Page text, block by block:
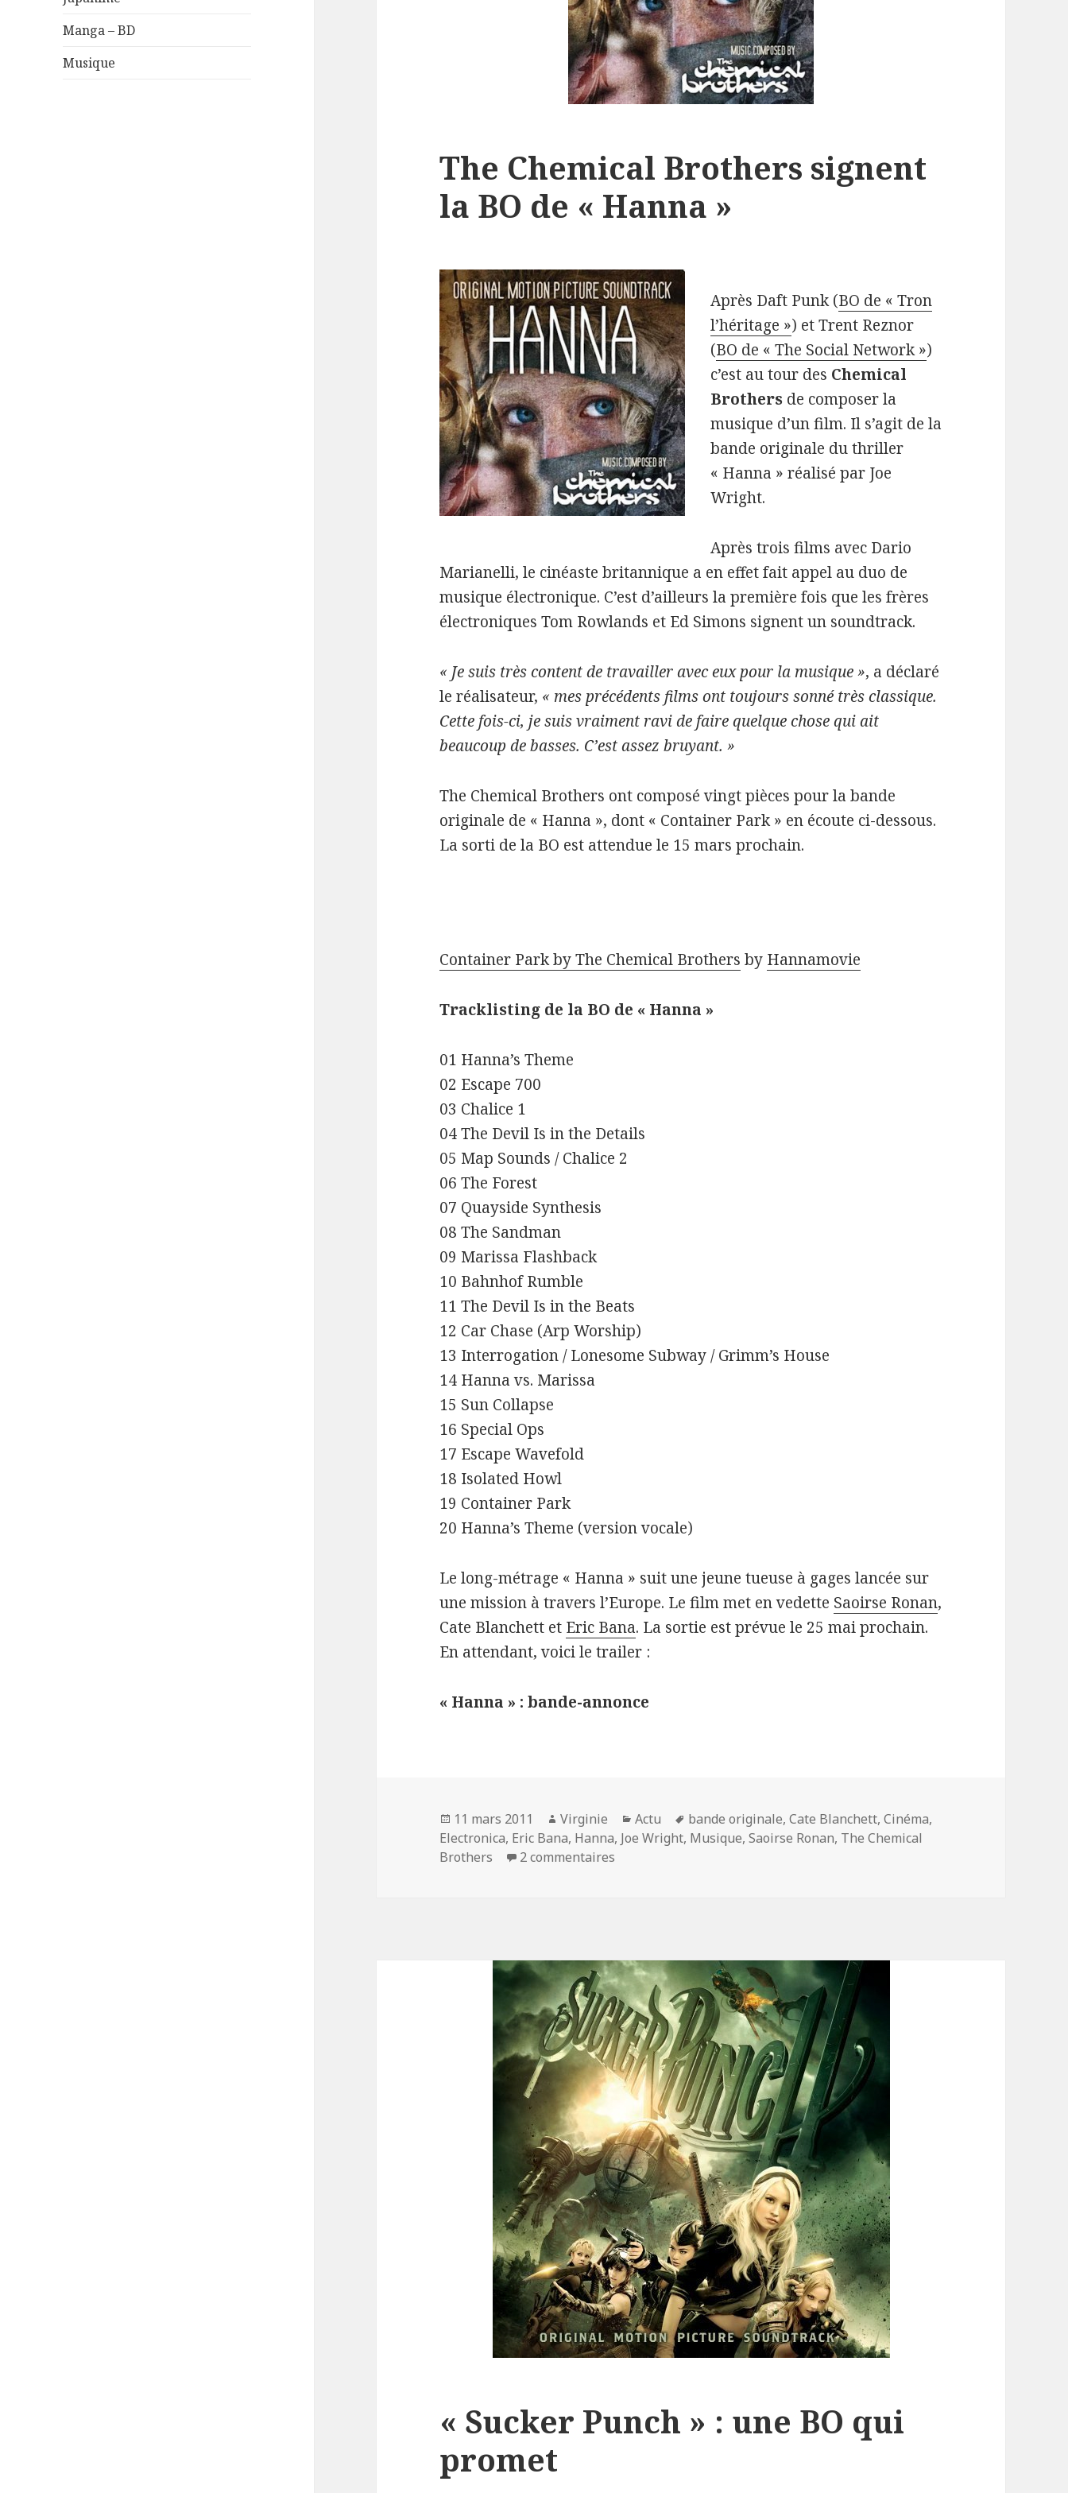
Manga – BD
Musique
The Chemical Brothers signent
la BO de « Hanna »
Après Daft Punk (BO de « Tron
l’héritage ») et Trent Reznor
(BO de « The Social Network »)
c’est au tour des Chemical
Brothers de composer la
musique d’un film. Il s’agit de la
bande originale du thriller
« Hanna » réalisé par Joe
Wright.
Après trois films avec Dario
Marianelli, le cinéaste britannique a en effet fait appel au duo de
musique électronique. C’est d’ailleurs la première fois que les frères
électroniques Tom Rowlands et Ed Simons signent un soundtrack.
« Je suis très content de travailler avec eux pour la musique », a déclaré
le réalisateur, « mes précédents films ont toujours sonné très classique.
Cette fois-ci, je suis vraiment ravi de faire quelque chose qui ait
beaucoup de basses. C’est assez bruyant. »
The Chemical Brothers ont composé vingt pièces pour la bande
originale de « Hanna », dont « Container Park » en écoute ci-dessous.
La sorti de la BO est attendue le 15 mars prochain.
Container Park by The Chemical Brothers by Hannamovie
Tracklisting de la BO de « Hanna »
01 Hanna’s Theme
02 Escape 700
03 Chalice 1
04 The Devil Is in the Details
05 Map Sounds / Chalice 2
06 The Forest
07 Quayside Synthesis
08 The Sandman
09 Marissa Flashback
10 Bahnhof Rumble
11 The Devil Is in the Beats
12 Car Chase (Arp Worship)
13 Interrogation / Lonesome Subway / Grimm’s House
14 Hanna vs. Marissa
15 Sun Collapse
16 Special Ops
17 Escape Wavefold
18 Isolated Howl
19 Container Park
20 Hanna’s Theme (version vocale)
Le long-métrage « Hanna » suit une jeune tueuse à gages lancée sur
une mission à travers l’Europe. Le film met en vedette Saoirse Ronan,
Cate Blanchett et Eric Bana. La sortie est prévue le 25 mai prochain.
En attendant, voici le trailer :
« Hanna » : bande-annonce
Publié
le
11 mars 2011 Auteur
Virginie Catégories
Actu
Mots-
clés
bande originale,Cate Blanchett,Cinéma,
Electronica, Eric Bana, Hanna, Joe Wright, Musique,Saoirse Ronan, The Chemical
Brothers
2 commentaires
« Sucker Punch » : une BO qui
promet